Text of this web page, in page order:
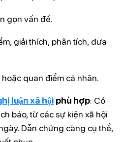
gọn vấn đề.
giải thích, phân tích, đưa
hoặc quan điểm cá nhân.
luận xã hội phù hợp: Có
báo, từ các sự kiện xã hội
Dẫn chứng càng cụ thể,